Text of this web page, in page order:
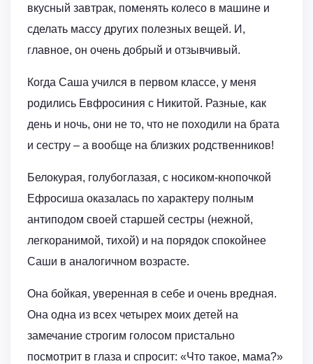
вкусный завтрак, поменять колесо в машине и
сделать массу других полезных вещей. И,
главное, он очень добрый и отзывчивый.
Когда Саша учился в первом классе, у меня
родились Евфросиния с Никитой. Разные, как
день и ночь, они не то, что не походили на брата
и сестру – а вообще на близких родственников!
Белокурая, голубоглазая, с носиком-кнопочкой
Ефросиша оказалась по характеру полным
антиподом своей старшей сестры (нежной,
легкоранимой, тихой) и на порядок спокойнее
Саши в аналогичном возрасте.
Она бойкая, уверенная в себе и очень вредная.
Она одна из всех четырех моих детей на
замечание строгим голосом пристально
посмотрит в глаза и спросит: «Что такое, мама?»